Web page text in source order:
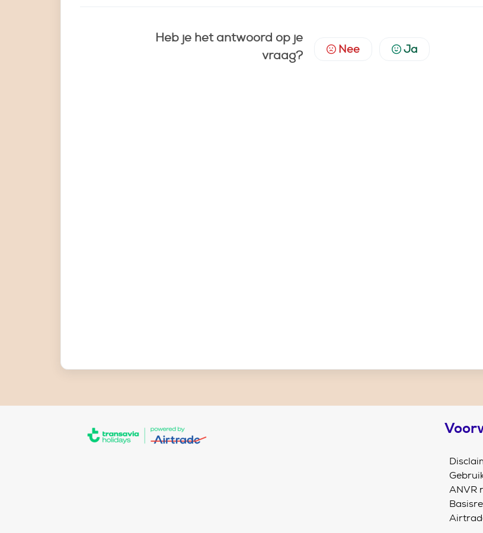
Heb je het antwoord op je
vraag?
Nee Ja
ANVR